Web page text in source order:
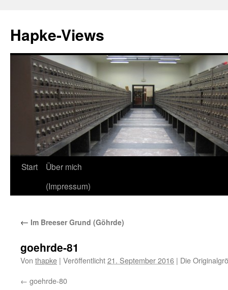
springen
Hapke-Views
Start
Über mich
(Impressum)
← Im Breeser Grund (Göhrde)
goehrde-81
Von thapke | Veröffentlicht21. September 2016 | Die
goehrde-80